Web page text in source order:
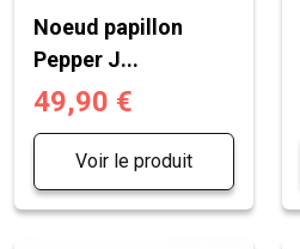
Noeud papillon
Pepper J...
49,90 €
Voir le produit